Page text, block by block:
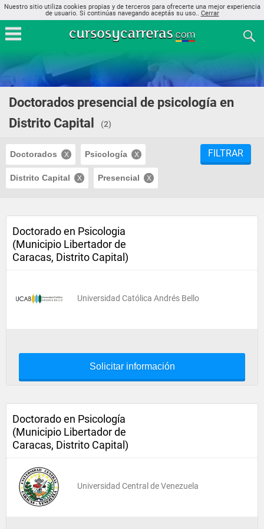
Nuestro sitio utiliza cookies propias y de terceros para ofrecerte una mejor experiencia
de usuario. Si continúas navegando aceptás su uso.. Cerrar
Doctorados presencial de psicología en
Distrito Capital
(2)
Doctorados Psicología
Distrito Capital Presencial
FILTRAR
Doctorado en Psicologia
(Municipio Libertador de
Caracas, Distrito Capital)
Universidad Católica Andrés Bello
Solicitar información
Doctorado en Psicología
(Municipio Libertador de
Caracas, Distrito Capital)
Universidad Central de Venezuela